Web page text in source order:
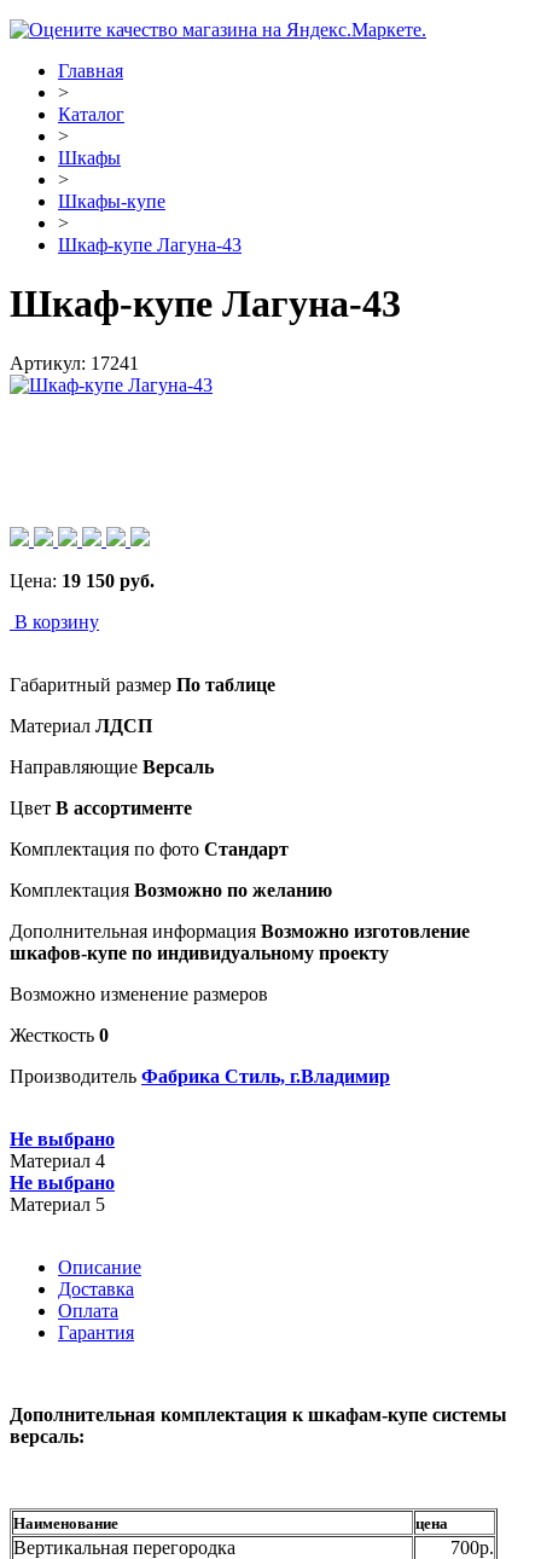
Главная
>
Каталог
>
Шкафы
>
Шкафы-купе
>
Шкаф-купе Лагуна-43
Шкаф-купе Лагуна-43
Артикул: 17241
Цена: 19 150 руб.
В корзину
Габаритный размер По таблице
Материал ЛДСП
Направляющие Версаль
Цвет В ассортименте
Комплектация по фото Стандарт
Комплектация Возможно по желанию
Дополнительная информация Возможно изготовление
шкафов-купе по индивидуальному проекту
Возможно изменение размеров
Жесткость 0
Производитель Фабрика Стиль, г.Владимир
Не выбрано
Материал 4
Не выбрано
Материал 5
Описание
Доставка
Оплата
Гарантия
Дополнительная комплектация к шкафам-купе системы
версаль:
Наименование цена
Вертикальная перегородка 700р.